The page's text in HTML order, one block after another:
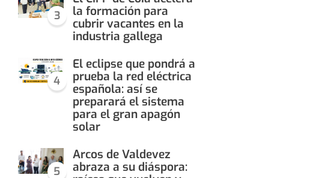
3
la formación para
cubrir vacantes en la
industria gallega
4
El eclipse que pondrá a
prueba la red eléctrica
española: así se
preparará el sistema
para el gran apagón
solar
5
Arcos de Valdevez
abraza a su diáspora: